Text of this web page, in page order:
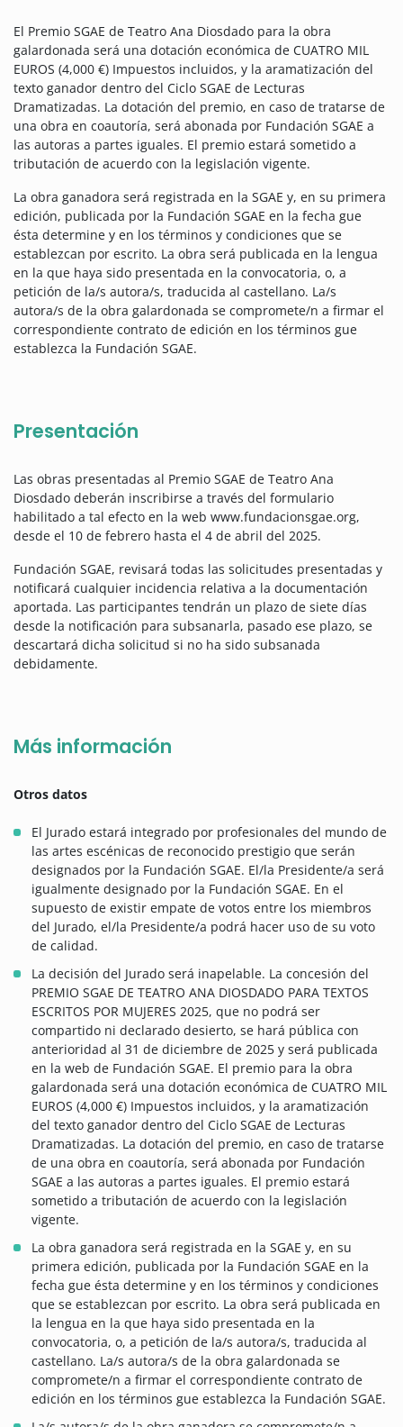
El Premio SGAE de Teatro Ana Diosdado para la obra
galardonada será una dotación económica de CUATRO MIL
EUROS (4,000 €) Impuestos incluidos, y la aramatización del
texto ganador dentro del Ciclo SGAE de Lecturas
Dramatizadas. La dotación del premio, en caso de tratarse de
una obra en coautoría, será abonada por Fundación SGAE a
las autoras a partes iguales. El premio estará sometido a
tributación de acuerdo con la legislación vigente.
La obra ganadora será registrada en la SGAE y, en su primera
edición, publicada por la Fundación SGAE en la fecha gue
ésta determine y en los términos y condiciones que se
establezcan por escrito. La obra será publicada en la lengua
en la que haya sido presentada en la convocatoria, o, a
petición de la/s autora/s, traducida al castellano. La/s
autora/s de la obra galardonada se compromete/n a firmar el
correspondiente contrato de edición en los términos gue
establezca la Fundación SGAE.
Presentación
Las obras presentadas al Premio SGAE de Teatro Ana
Diosdado deberán inscribirse a través del formulario
habilitado a tal efecto en la web www.fundacionsgae.org,
desde el 10 de febrero hasta el 4 de abril del 2025.
Fundación SGAE, revisará todas las solicitudes presentadas y
notificará cualquier incidencia relativa a la documentación
aportada. Las participantes tendrán un plazo de siete días
desde la notificación para subsanarla, pasado ese plazo, se
descartará dicha solicitud si no ha sido subsanada
debidamente.
Más información
Otros datos
El Jurado estará integrado por profesionales del mundo de
las artes escénicas de reconocido prestigio que serán
designados por la Fundación SGAE. El/la Presidente/a será
igualmente designado por la Fundación SGAE. En el
supuesto de existir empate de votos entre los miembros
del Jurado, el/la Presidente/a podrá hacer uso de su voto
de calidad.
La decisión del Jurado será inapelable. La concesión del
PREMIO SGAE DE TEATRO ANA DIOSDADO PARA TEXTOS
ESCRITOS POR MUJERES 2025, que no podrá ser
compartido ni declarado desierto, se hará pública con
anterioridad al 31 de diciembre de 2025 y será publicada
en la web de Fundación SGAE. El premio para la obra
galardonada será una dotación económica de CUATRO MIL
EUROS (4,000 €) Impuestos incluidos, y la aramatización
del texto ganador dentro del Ciclo SGAE de Lecturas
Dramatizadas. La dotación del premio, en caso de tratarse
de una obra en coautoría, será abonada por Fundación
SGAE a las autoras a partes iguales. El premio estará
sometido a tributación de acuerdo con la legislación
vigente.
La obra ganadora será registrada en la SGAE y, en su
primera edición, publicada por la Fundación SGAE en la
fecha gue ésta determine y en los términos y condiciones
que se establezcan por escrito. La obra será publicada en
la lengua en la que haya sido presentada en la
convocatoria, o, a petición de la/s autora/s, traducida al
castellano. La/s autora/s de la obra galardonada se
compromete/n a firmar el correspondiente contrato de
edición en los términos gue establezca la Fundación SGAE.